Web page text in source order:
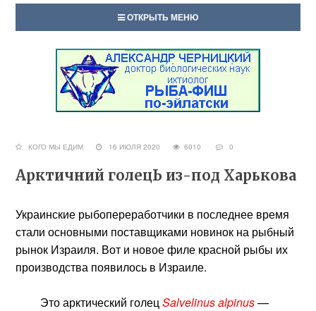
ОТКРЫТЬ МЕНЮ
КОГО МЫ ЕДИМ 16 ИЮЛЯ 2020 6010 0
Арктичний голецЬ из-под Харькова
Украинские рыбопереработчики в последнее время
стали основными поставщиками новинок на рыбный
рынок Израиля. Вот и новое филе красной рыбы их
производства появилось в Израиле.
Это арктический голецSalvelinus alpinus—